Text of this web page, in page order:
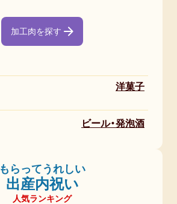
加工肉を探す
洋菓子
ビール・発泡酒
もらってうれしい
出産内祝い
人気ランキング